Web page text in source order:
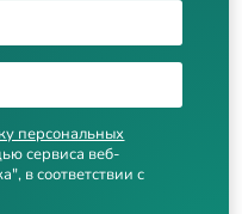
персональных
сервиса веб-
в соответствии с